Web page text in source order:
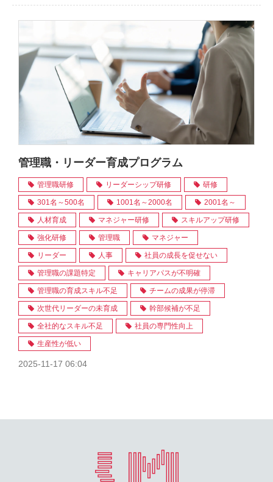
管理職・リーダー育成プログラム
管理職研修 リーダーシップ研修 研修
301名～500名 1001名～2000名 2001名～
人材育成 マネジャー研修 スキルアップ研修
強化研修 管理職 マネジャー
リーダー 人事 社員の成長を促せない
管理職の課題特定 キャリアパスが不明確
管理職の育成スキル不足 チームの成果が停滞
次世代リーダーの未育成 幹部候補が不足
全社的なスキル不足 社員の専門性向上
生産性が低い
2025-11-17 06:04